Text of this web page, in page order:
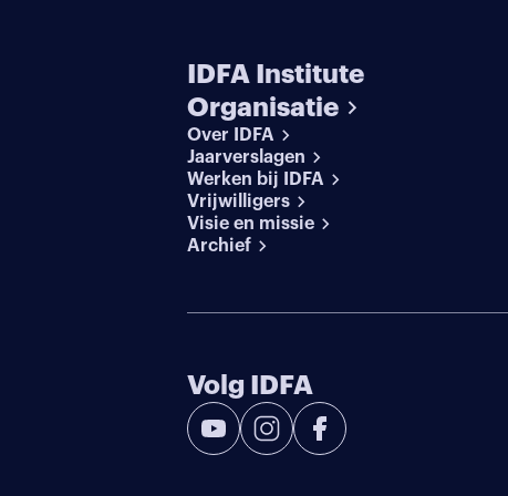
IDFA Institute
Organisatie
Over IDFA
Jaarverslagen
Werken bij IDFA
Vrijwilligers
Visie en missie
Archief
Volg IDFA